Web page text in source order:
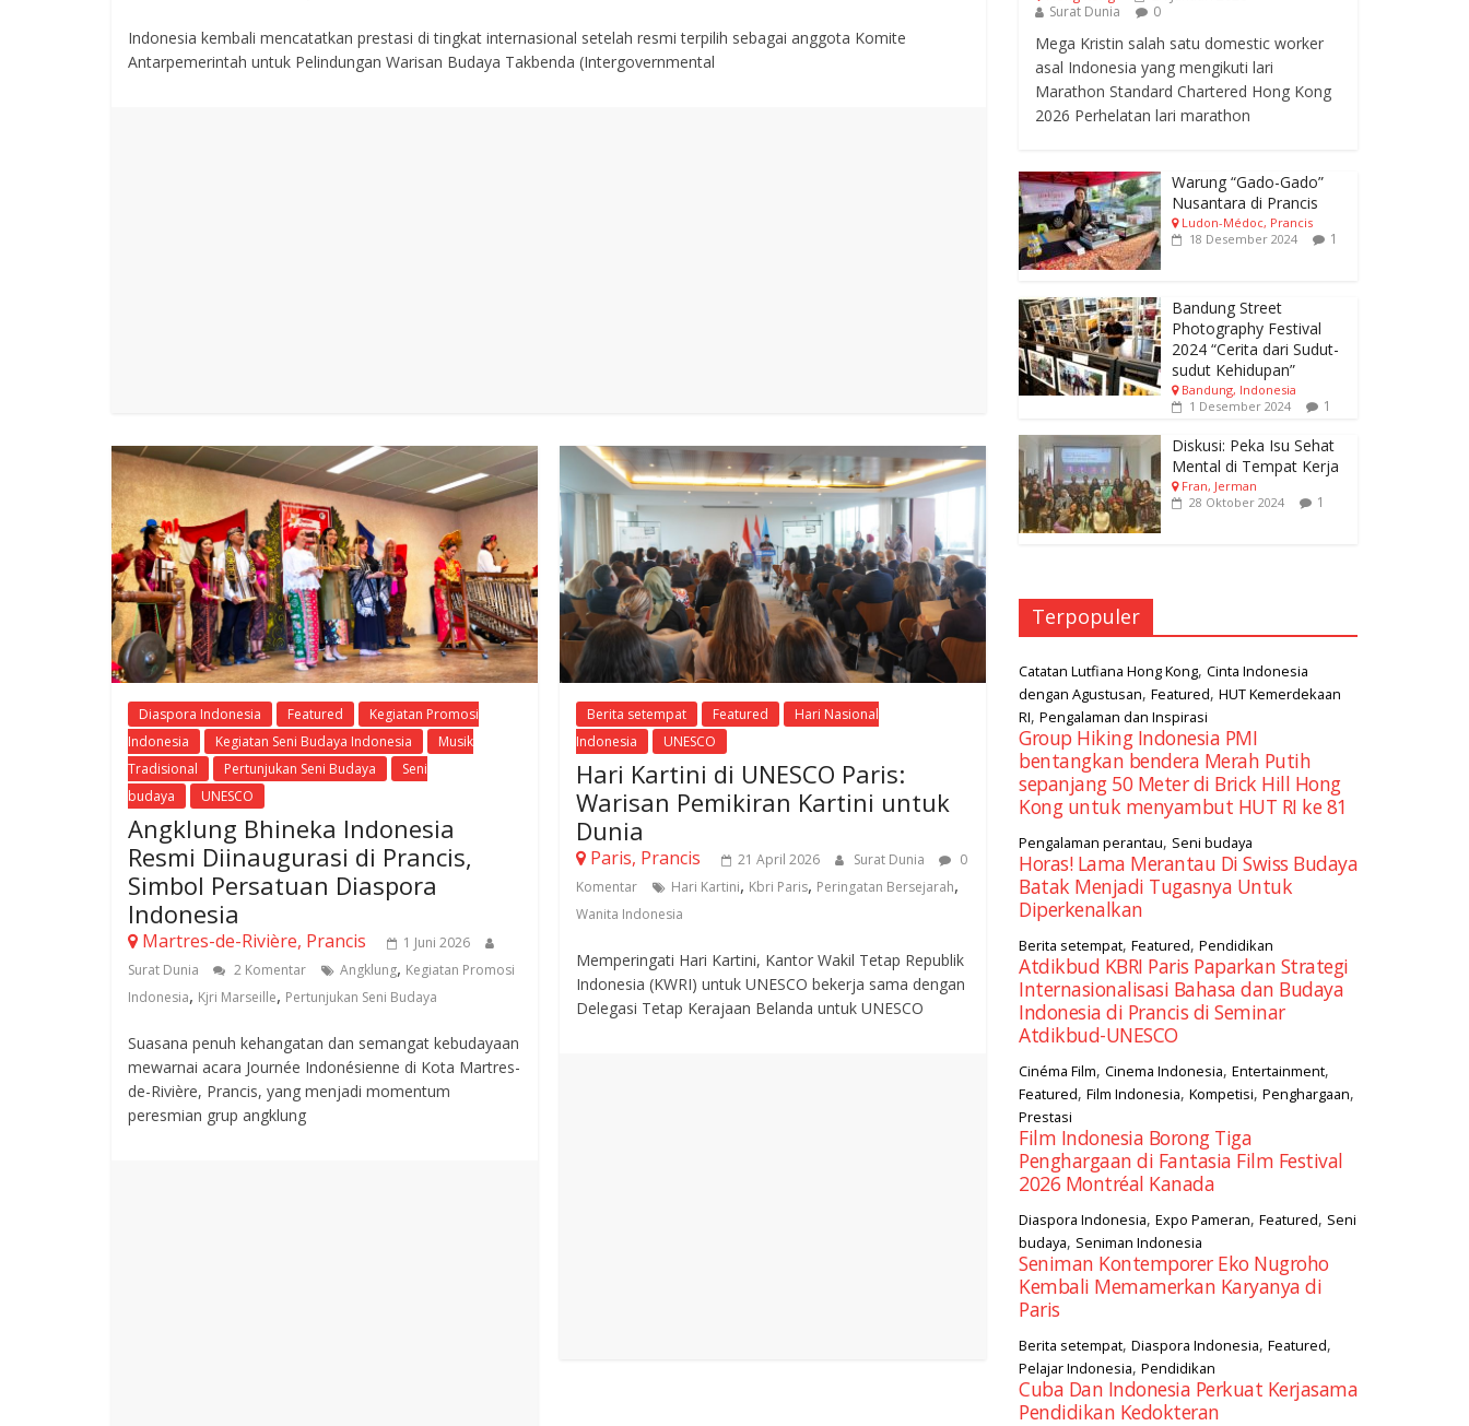
Indonesia kembali mencatatkan prestasi di tingkat internasional setelah resmi terpilih sebagai anggota Komite
Antarpemerintah untuk Pelindungan Warisan Budaya Takbenda (Intergovernmental
Diaspora Indonesia Featured
Kegiatan Promosi
Indonesia
Kegiatan Seni Budaya Indonesia
Musik
Tradisional
Pertunjukan Seni Budaya
Seni
budaya
UNESCO
Angklung Bhineka Indonesia
Resmi Diinaugurasi di Prancis,
Simbol Persatuan Diaspora
Indonesia
Martres-de-Rivière, Prancis
1 Juni 2026
Surat Dunia
2 Komentar Angklung, Kegiatan Promosi
Indonesia, Kjri Marseille, Pertunjukan Seni Budaya
Suasana penuh kehangatan dan semangat kebudayaan
mewarnai acara Journée Indonésienne di Kota Martres-
de-Rivière, Prancis, yang menjadi momentum
peresmian grup angklung
Berita setempat Featured
Hari Nasional
Indonesia
UNESCO
Hari Kartini di UNESCO Paris:
Warisan Pemikiran Kartini untuk
Dunia
Paris, Prancis 21 April 2026 Surat Dunia
0
Komentar
Hari Kartini, Kbri Paris, Peringatan Bersejarah,
Wanita Indonesia
Memperingati Hari Kartini, Kantor Wakil Tetap Republik
Indonesia (KWRI) untuk UNESCO bekerja sama dengan
Delegasi Tetap Kerajaan Belanda untuk UNESCO
Surat Dunia
0
Mega Kristin salah satu domestic worker
asal Indonesia yang mengikuti lari
Marathon Standard Chartered Hong Kong
2026 Perhelatan lari marathon
Warung “Gado-Gado”
Nusantara di Prancis
Ludon-Médoc, Prancis
18 Desember 2024
1
Bandung Street
Photography Festival
2024 “Cerita dari Sudut-
sudut Kehidupan”
Bandung, Indonesia
1 Desember 2024
1
Diskusi: Peka Isu Sehat
Mental di Tempat Kerja
Fran, Jerman
28 Oktober 2024
1
Terpopuler
Catatan Lutfiana Hong Kong, Cinta Indonesia
dengan Agustusan, Featured, HUT Kemerdekaan
RI, Pengalaman dan Inspirasi
Group Hiking Indonesia PMI
bentangkan bendera Merah Putih
sepanjang 50 Meter di Brick Hill Hong
Kong untuk menyambut HUT RI ke 81
Pengalaman perantau, Seni budaya
Horas! Lama Merantau Di Swiss Budaya
Batak Menjadi Tugasnya Untuk
Diperkenalkan
Berita setempat, Featured, Pendidikan
Atdikbud KBRI Paris Paparkan Strategi
Internasionalisasi Bahasa dan Budaya
Indonesia di Prancis di Seminar
Atdikbud-UNESCO
Cinéma Film, Cinema Indonesia, Entertainment,
Featured, Film Indonesia, Kompetisi, Penghargaan,
Prestasi
Film Indonesia Borong Tiga
Penghargaan di Fantasia Film Festival
2026 Montréal Kanada
Diaspora Indonesia, Expo Pameran, Featured, Seni
budaya, Seniman Indonesia
Seniman Kontemporer Eko Nugroho
Kembali Memamerkan Karyanya di
Paris
Berita setempat, Diaspora Indonesia, Featured,
Pelajar Indonesia, Pendidikan
Cuba Dan Indonesia Perkuat Kerjasama
Pendidikan Kedokteran